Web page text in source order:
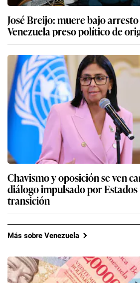
José Breijo: muere bajo
Venezuela preso político de
Chavismo y oposición se ven
diálogo impulsado por
transición
Más sobre Venezuela